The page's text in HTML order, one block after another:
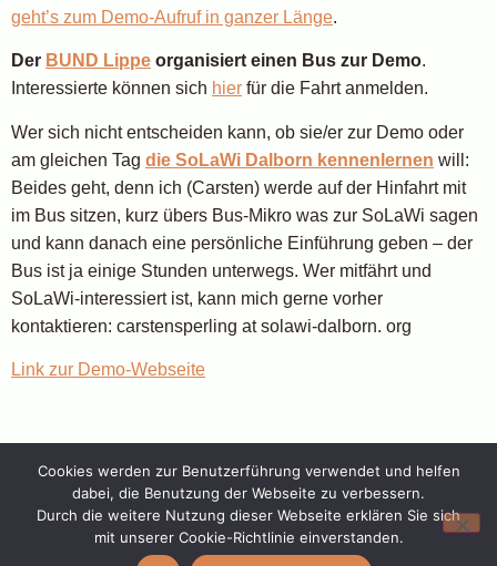
geht’s zum Demo-Aufruf in ganzer Länge.
Der BUND Lippe organisiert einen Bus zur Demo.
Interessierte können sich hier für die Fahrt anmelden.
Wer sich nicht entscheiden kann, ob sie/er zur Demo oder
am gleichen Tag die SoLaWi Dalborn kennenlernen will:
Beides geht, denn ich (Carsten) werde auf der Hinfahrt mit
im Bus sitzen, kurz übers Bus-Mikro was zur SoLaWi sagen
und kann danach eine persönliche Einführung geben – der
Bus ist ja einige Stunden unterwegs. Wer mitfährt und
SoLaWi-interessiert ist, kann mich gerne vorher
kontaktieren: carstensperling at solawi-dalborn. org
Link zur Demo-Webseite
Solidarische Landwirtschaft Dalborn – im Herzen von Lippe
Datenschutz Impressum
Cookies werden zur Benutzerführung verwendet und helfen
dabei, die Benutzung der Webseite zu verbessern.
Durch die weitere Nutzung dieser Webseite erklären Sie sich
mit unserer Cookie-Richtlinie einverstanden.